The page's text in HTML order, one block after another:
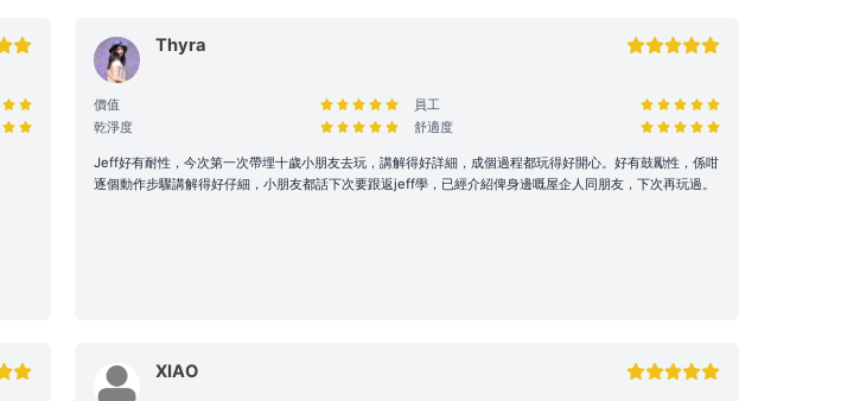
十五分鐘 (快艇及其餘服務) 仍然缺
長將視當日天氣、交通及海面狀況
前靠岸），相關細則請參閱 【服務
層跳水或於夜間游泳。個人財物請
，可替乘客尋求警方的幫助。
Thyra
價值
員工
乾淨度
舒適度
Jeff好有耐性，今次第一次帶埋十歲小朋友去玩，講解得好詳細，成個過程都玩得好開心。好有鼓勵性，係咁
逐個動作步驟講解得好仔細，小朋友都話下次要跟返jeff學，已經介紹俾身邊嘅屋企人同朋友，下次再玩過。
XIAO